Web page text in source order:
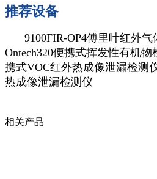
推荐设备
9100FIR-OP4傅里叶红外气
Ontech320便携式挥发性有机物
携式VOC红外热成像泄漏检测仪
热成像泄漏检测仪
相关产品